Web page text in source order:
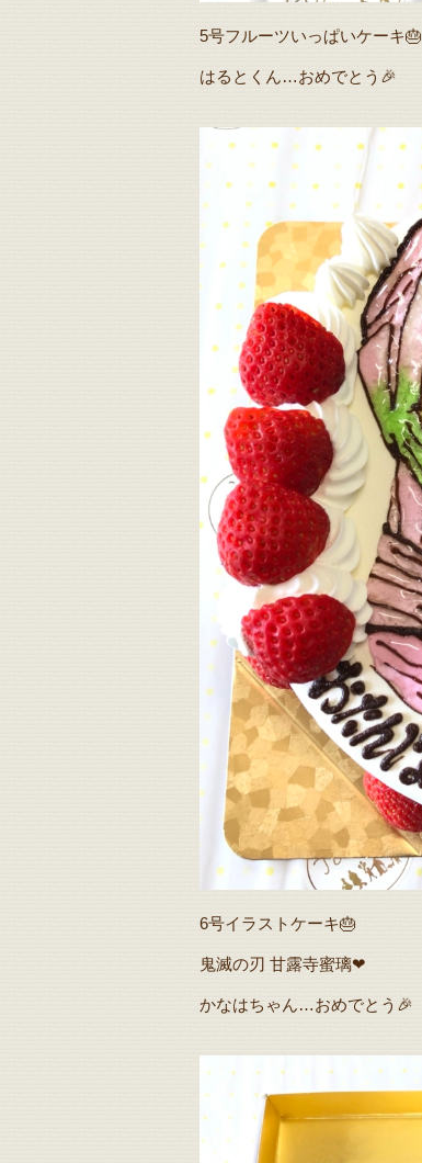
5号フルーツいっぱいケーキ🎂
はるとくん…おめでとう🎉
6号イラストケーキ🎂
鬼滅の刃 甘露寺蜜璃❤
かなはちゃん…おめでとう🎉